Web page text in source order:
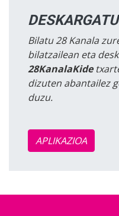
Bilatu 28 Kanala
bilatzailean eta
28KanalaKide
dizuten abantailez
duzu.
APLIKAZIOA